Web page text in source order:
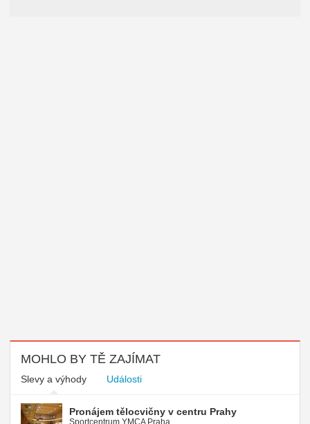
MOHLO BY TĚ ZAJÍMAT
Slevy a výhody Události
Pronájem tělocvičny v centru Prahy
Sportcentrum YMCA Praha